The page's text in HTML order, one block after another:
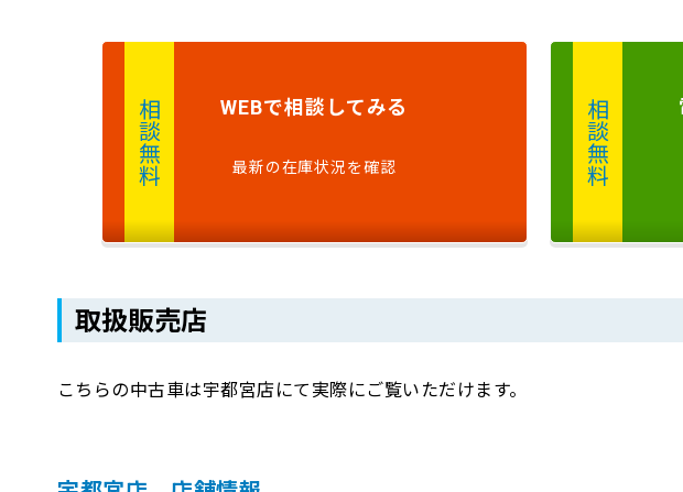
相談無料 WEBで相談してみる
最新の在庫状況を確認 相談無料
取扱販売店
こちらの中古車は宇都宮店にて実際にご覧いただけます。